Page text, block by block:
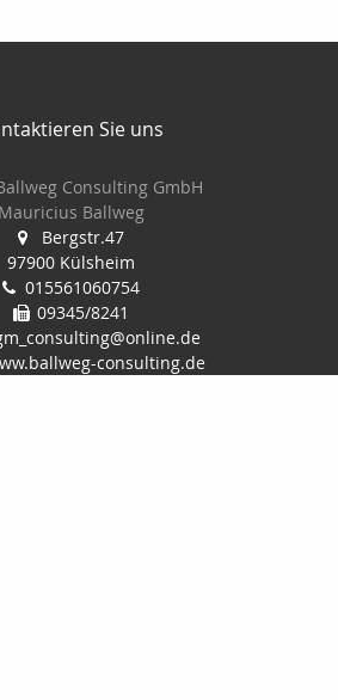
Sie uns
Consulting GmbH
Mauricius Ballweg
Bergstr.47
97900 Külsheim
015561060754
09345/8241
consulting.de